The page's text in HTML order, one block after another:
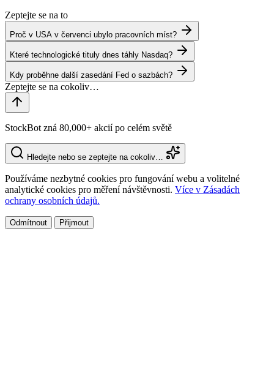
Zeptejte se na to
Proč v USA v červenci ubylo pracovních míst?
Které technologické tituly dnes táhly Nasdaq?
Kdy proběhne další zasedání Fed o sazbách?
StockBot zná 80,000+ akcií po celém světě
Hledejte nebo se zeptejte na cokoliv…
Používáme nezbytné cookies pro fungování webu a volitelné
analytické cookies pro měření návštěvnosti. Více v Zásadách
ochrany osobních údajů.
Odmítnout Přijmout